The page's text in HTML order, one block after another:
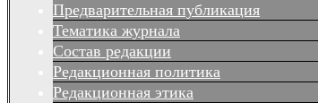
Предварительная публикация
Тематика журнала
Состав редакции
Редакционная политика
Редакционная этика